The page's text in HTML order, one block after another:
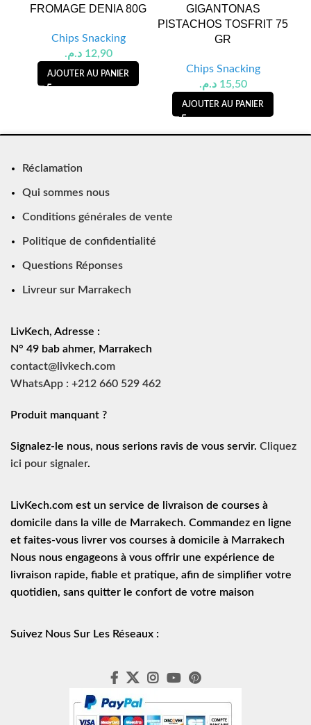
FROMAGE DENIA 80G
Chips Snacking
12,90 د.م.
AJOUTER AU PANIER
GIGANTONAS
PISTACHOS TOSFRIT 75
GR
Chips Snacking
15,50 د.م.
AJOUTER AU PANIER
Réclamation
Qui sommes nous
Conditions générales de vente
Politique de confidentialité
Questions Réponses
Livreur sur Marrakech
LivKech, Adresse :
N° 49 bab ahmer, Marrakech
contact@livkech.com
WhatsApp : +212 660 529 462
Produit manquant ?
Signalez-le nous, nous serions ravis de vous servir. Cliquez
ici pour signaler.
LivKech.com est un service de
livraison de courses à
domicile dans la ville de Marrakech. Commandez en ligne
et faites-vous livrer vos courses à domicile à Marrakech
Nous nous engageons à vous offrir une expérience de
livraison rapide, fiable et pratique, afin de simplifier votre
quotidien, sans quitter le confort de votre maison
Suivez Nous Sur Les Réseaux :